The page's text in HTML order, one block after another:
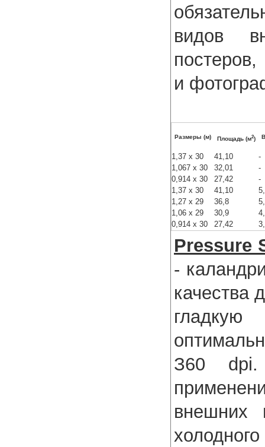
видов
и
Размеры (м) Площадь (м2)
1,37 x 30 41,10
-
1,067 x 30
32,01
-
0,914 x 30
27,42
-
1,37 x 30
41,10
1,27 x 29
36,8
1,06 x 29
30,9
0,914 x 30
27,42
Pressure
-
качества
З60 dpi.
внешних